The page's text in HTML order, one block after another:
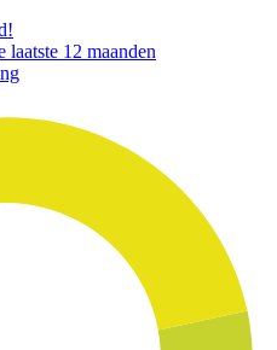
12 maanden